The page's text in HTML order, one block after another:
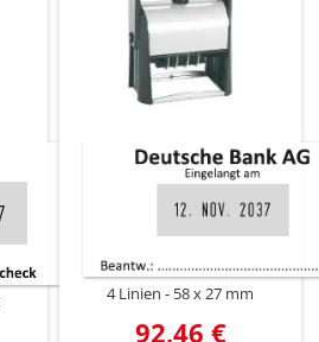
4 Linien 58 x 27 mm
92,46 €